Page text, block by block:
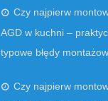
Czy najpierw
AGD w kuchni –
typowe błędy
Czy najpierw